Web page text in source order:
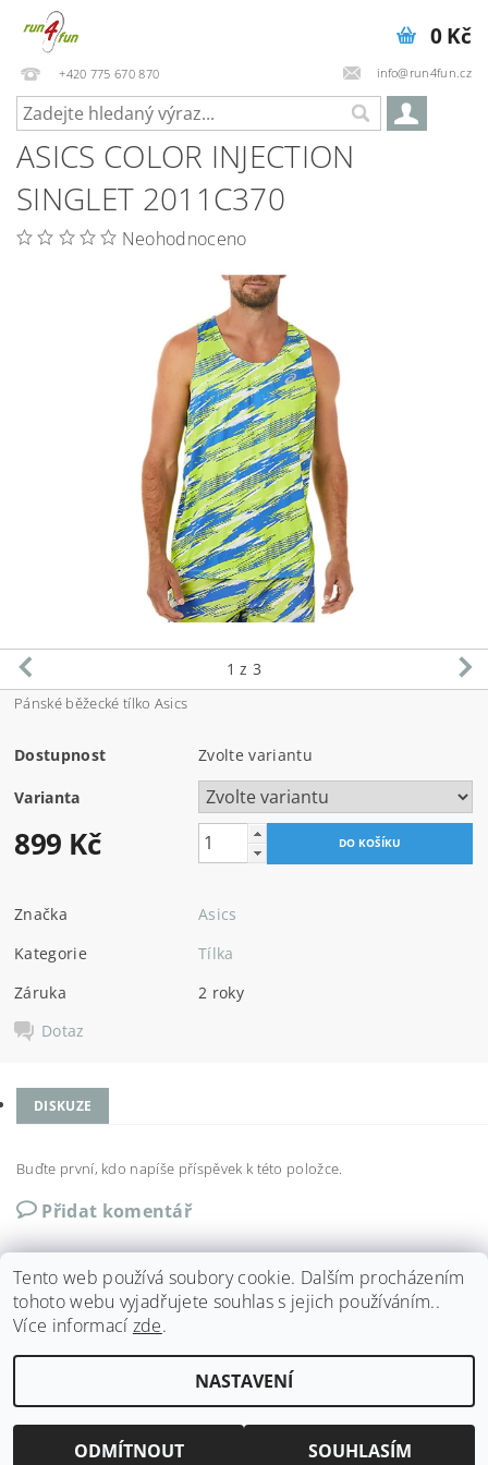
+420 775 670 870 info@run4fun.cz
0 Kč
ASICS COLOR INJECTION
SINGLET 2011C370
Neohodnoceno
1 z 3
Pánské běžecké tílko Asics
Dostupnost Zvolte variantu
Varianta
899 Kč
Značka
Asics
Kategorie
Tílka
Záruka
2 roky
Dotaz
DISKUZE
Buďte první, kdo napíše příspěvek k této položce.
Přidat komentář
Shoptet.cz
2026 ©Run4fun, všechna práva vyhrazenaUpravit nastavení cookies
Tento web používá soubory cookie. Dalším procházením
tohoto webu vyjadřujete souhlas s jejich používáním..
Více informací zde.
NASTAVENÍ
ODMÍTNOUT SOUHLASÍM